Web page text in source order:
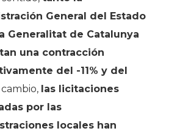
General del Estado
Generalitat de Catalunya
una contracción
del -11% y del
cambio, las licitaciones
por las
locales han